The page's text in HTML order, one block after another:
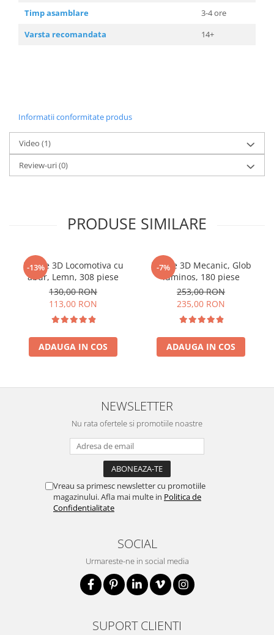
Timp asamblare
3-4 ore
Varsta recomandata
14+
Informatii conformitate produs
Video (1)
Review-uri(0)
PRODUSE SIMILARE
-13%
Puzzle 3D Locomotiva cu
abur, Lemn, 308 piese
130,00 RON
113,00 RON
ADAUGA IN COS
-7%
Puzzle 3D Mecanic, Glob
luminos, 180 piese
253,00 RON
235,00 RON
ADAUGA IN COS
NEWSLETTER
Nu rata ofertele si promotiile noastre
Vreau sa primesc newsletter cu promotiile
magazinului. Afla mai multe in Politica de
Confidentialitate
SOCIAL
Urmareste-ne in social media
SUPORT CLIENTI